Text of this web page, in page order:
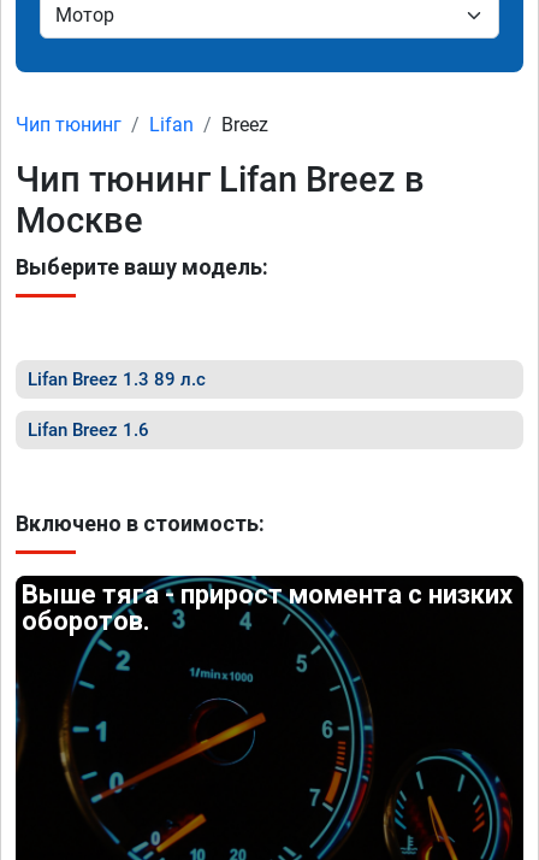
Чип тюнинг Lifan Breez
Чип тюнинг Lifan Breez в
Москве
Выберите вашу модель:
Lifan Breez 1.3 89 л.с
Lifan Breez 1.6
Включено в стоимость:
Выше тяга - прирост момента с низких
оборотов.